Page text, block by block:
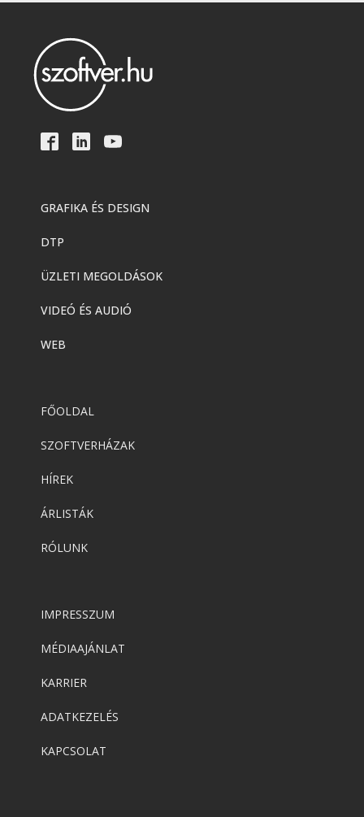
GRAFIKA ÉS DESIGN
DTP
ÜZLETI MEGOLDÁSOK
VIDEÓ ÉS AUDIÓ
WEB
FŐOLDAL
SZOFTVERHÁZAK
HÍREK
ÁRLISTÁK
RÓLUNK
IMPRESSZUM
MÉDIAAJÁNLAT
KARRIER
ADATKEZELÉS
KAPCSOLAT